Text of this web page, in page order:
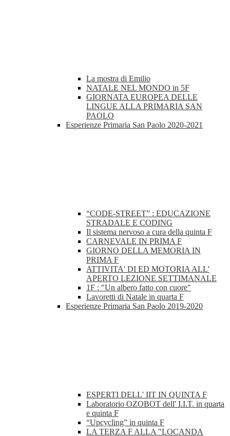
La mostra di Emilio
NATALE NEL MONDO in 5F
GIORNATA EUROPEA DELLE
LINGUE ALLA PRIMARIA SAN
PAOLO
Esperienze Primaria San Paolo 2020-2021
“CODE-STREET” : EDUCAZIONE
STRADALE E CODING
Il sistema nervoso a cura della quinta F
CARNEVALE IN PRIMA F
GIORNO DELLA MEMORIA IN
PRIMA F
ATTIVITA' DI ED MOTORIA ALL'
APERTO LEZIONE SETTIMANALE
1F : "Un albero fatto con cuore"
Lavoretti di Natale in quarta F
Esperienze Primaria San Paolo 2019-2020
ESPERTI DELL' IIT IN QUINTA F
Laboratorio OZOBOT dell' I.I.T. in quarta
e quinta F
“Upcycling” in quinta F
LA TERZA F ALLA "LOCANDA